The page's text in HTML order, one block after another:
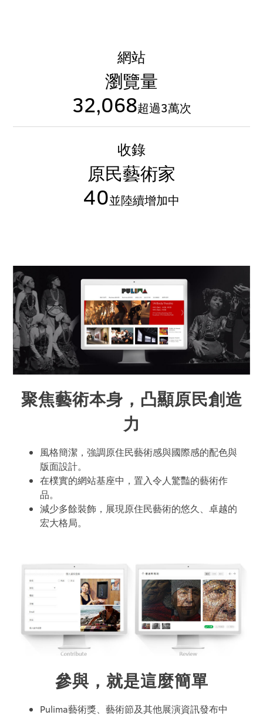
網站
瀏覽量
32,068超過3萬次
收錄
原民藝術家
40並陸續增加中
聚焦藝術本身，凸顯原民創造
力
風格簡潔，強調原住民藝術感與國際感的配色與
版面設計。
在樸實的網站基座中，置入令人驚豔的藝術作
品。
減少多餘裝飾，展現原住民藝術的悠久、卓越的
宏大格局。
參與，就是這麼簡單
Pulima藝術獎、藝術節及其他展演資訊發布中